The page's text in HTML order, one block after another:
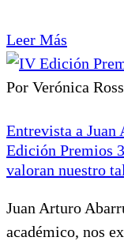
Leer Más
Por Verónica
Entrevista a
Edición Premios
valoran nuestro
Juan Arturo
académico, nos